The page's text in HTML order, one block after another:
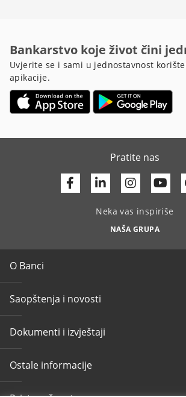
Bankarstvo koje život čini
Uvjerite se i sami u jednostavnost
apikacije.
Pratite nas
Facebook
Linkedin
Neka vas inspiriše
NAŠA GRUPA
O Banci
Saopštenja i novosti
Dokumenti i izvještaji
Ostale informacije